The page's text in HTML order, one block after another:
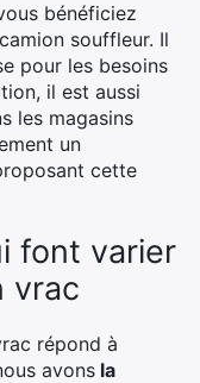
bénéficiez
souffleur. Il
pour les besoins
il est aussi
les magasins
un
cette
font varier
vrac
répond à
avons la